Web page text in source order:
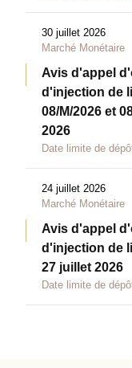
30 juillet 2026
Marché Monétaire
Avis d'appel
d'injection de
08/M/2026 et
2026
Date limite de
24 juillet 2026
Marché Monétaire
Avis d'appel
d'injection de
27 juillet 2026
Date limite de